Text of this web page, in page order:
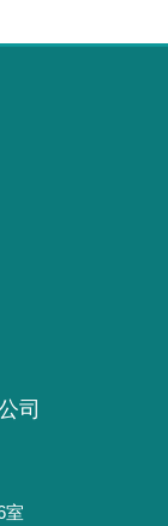
司
室